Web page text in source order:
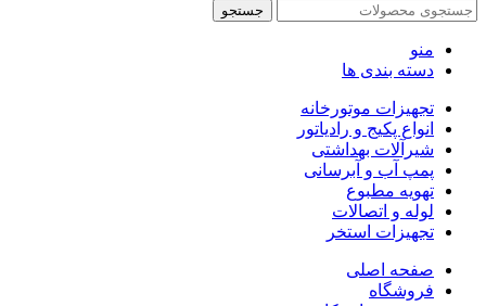
جستجو
منو
دسته بندی ها
تجهیزات موتورخانه
انواع پکیج و رادیاتور
شیرآلات بهداشتی
پمپ آب و آبرسانی
تهویه مطبوع
لوله و اتصالات
تجهیزات استخر
صفحه اصلی
فروشگاه